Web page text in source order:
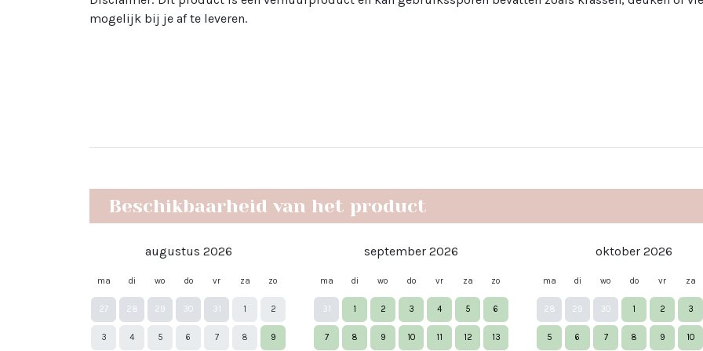
mogelijk bij je af te leveren.
Beschikbaarheid van het product
augustus 2026
ma di wo do vr za zo
27 28 29 30 31 1 2
3 4 5 6 7 8 9
september 2026
ma di wo do vr za zo
31 1 2 3 4 5 6
7 8 9 10 11 12 13
oktober 2026
ma di wo do vr za
28 29 30 1 2 3
5 6 7 8 9 10